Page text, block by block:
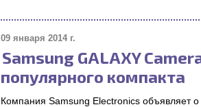
09 января 2014 г.
Samsung GALAXY
популярного компакта
Компания Samsung Electronics объявляет